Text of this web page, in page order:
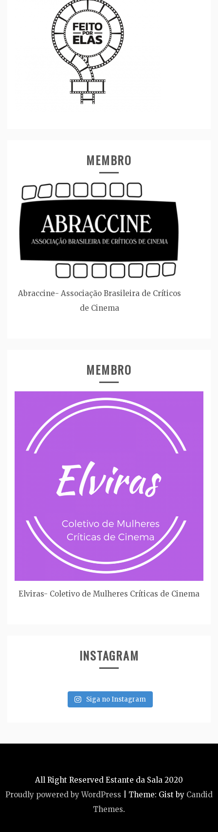
MEMBRO
Abraccine- Associação Brasileira de Críticos
de Cinema
MEMBRO
Elviras- Coletivo de Mulheres Críticas de Cinema
INSTAGRAM
Siga no Instagram
All Right Reserved Estante da Sala 2020
Proudly powered by WordPress
Theme: Gist by Candid
Themes.